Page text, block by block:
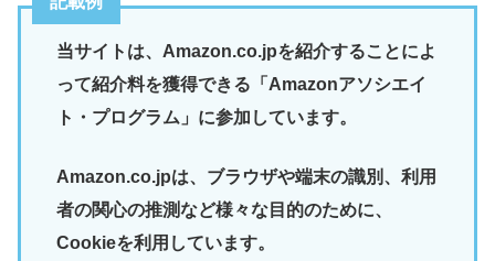
当サイトは、Amazon.co.jpを紹介することによ
って紹介料を獲得できる「Amazonアソシエイ
ト・プログラム」に参加しています。
Amazon.co.jpは、ブラウザや端末の識別、利用
者の関心の推測など様々な目的のために、
Cookieを利用しています。